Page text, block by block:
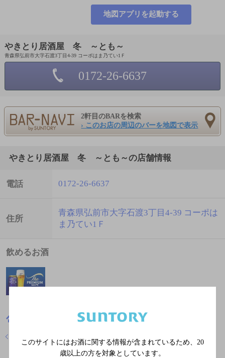
地図アプリを起動する
やきとり居酒屋 冬 ～とも～
青森県弘前市大字石渡3丁目4-39 コーポはま乃てい1Ｆ
0172-26-6637
2軒目のBARを検索
› このお店の周辺のバーを地図で表示
やきとり居酒屋 冬 ～とも～の店舗情報
電話 0172-26-6637
住所
青森県弘前市大字石渡3丁目4-39 コーポは
ま乃てい1Ｆ
飲めるお酒
やきとり居酒屋 冬 ～とも～
店舗トップに戻る
このサイトにはお酒に関する情報が含まれているため、 20
歳以上の方を対象としています。